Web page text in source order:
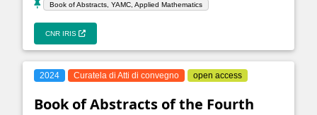
Book of Abstracts, YAMC, Applied Mathematics
CNR IRIS
2024 Curatela di Atti di convegno open access
Book of Abstracts of the Fourth